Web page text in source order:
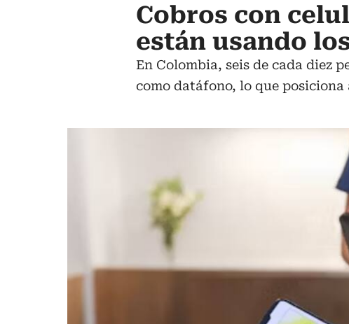
Cobros con
están usando
En Colombia, seis de cada diez
como datáfono, lo que